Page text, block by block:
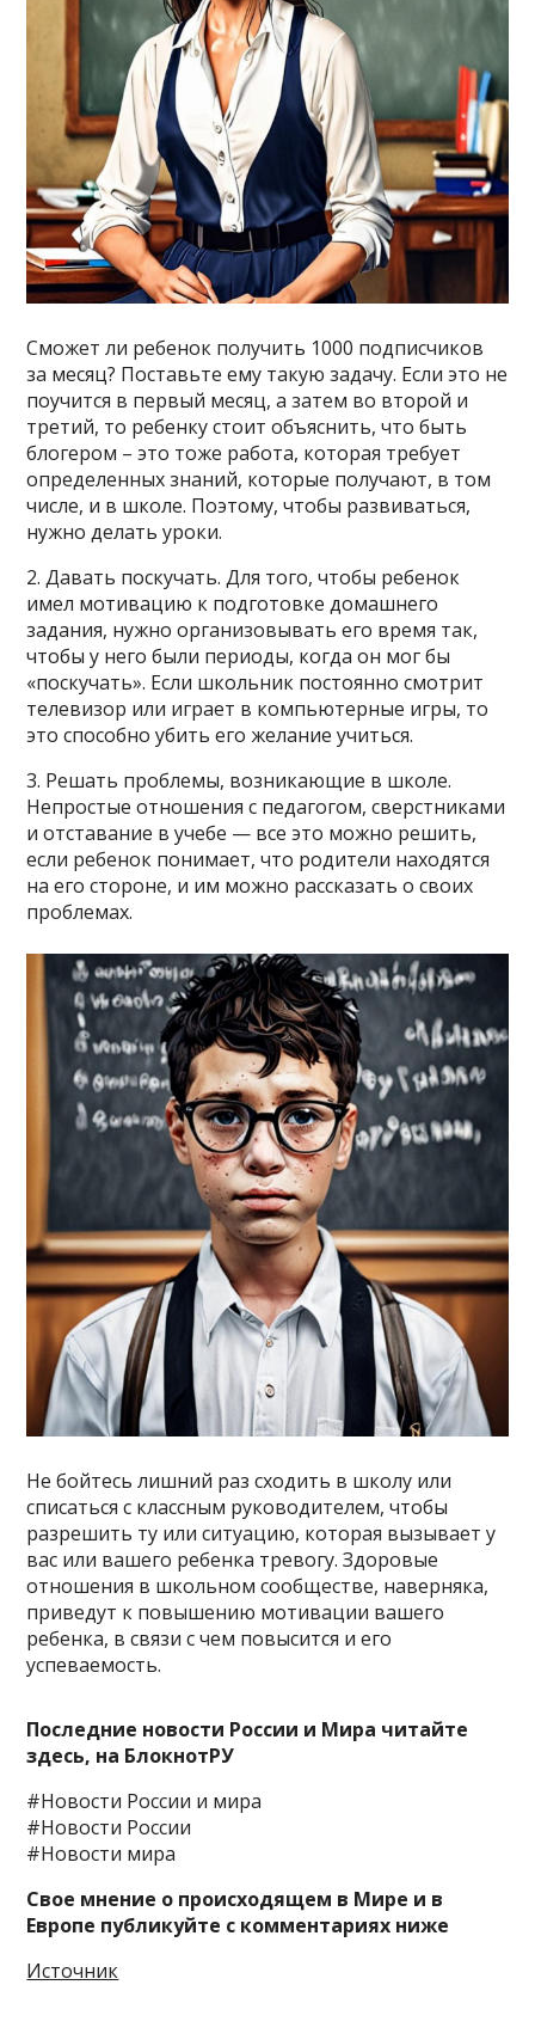
Сможет ли ребенок получить 1000 подписчиков
за месяц? Поставьте ему такую задачу. Если это не
поучится в первый месяц, а затем во второй и
третий, то ребенку стоит объяснить, что быть
блогером – это тоже работа, которая требует
определенных знаний, которые получают, в том
числе, и в школе. Поэтому, чтобы развиваться,
нужно делать уроки.
2. Давать поскучать. Для того, чтобы ребенок
имел мотивацию к подготовке домашнего
задания, нужно организовывать его время так,
чтобы у него были периоды, когда он мог бы
«поскучать». Если школьник постоянно смотрит
телевизор или играет в компьютерные игры, то
это способно убить его желание учиться.
3. Решать проблемы, возникающие в школе.
Непростые отношения с педагогом, сверстниками
и отставание в учебе — все это можно решить,
если ребенок понимает, что родители находятся
на его стороне, и им можно рассказать о своих
проблемах.
Не бойтесь лишний раз сходить в школу или
списаться с классным руководителем, чтобы
разрешить ту или ситуацию, которая вызывает у
вас или вашего ребенка тревогу. Здоровые
отношения в школьном сообществе, наверняка,
приведут к повышению мотивации вашего
ребенка, в связи с чем повысится и его
успеваемость.
Последние новости России и Мира читайте
здесь, на БлокнотРУ
#Новости России и мира
#Новости России
#Новости мира
Свое мнение о происходящем в Мире и в
Европе публикуйте с комментариях ниже
Источник